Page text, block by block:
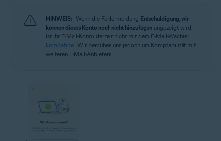
HINWEIS: Wenn die Fehlermeldung Entschuldigung, wir
können dieses Konto noch nicht hinzufügen angezeigt wird,
ist Ihr E-Mail-Konto derzeit nicht mit dem E-Mail-Wächter
kompatibel . Wir bemühen uns jedoch um Komptabilität mit
weiteren E-Mail-Anbietern.